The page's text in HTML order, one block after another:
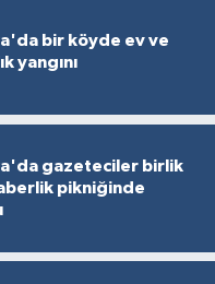
bir köyde ev ve
yangını
gazeteciler birlik
pikniğinde